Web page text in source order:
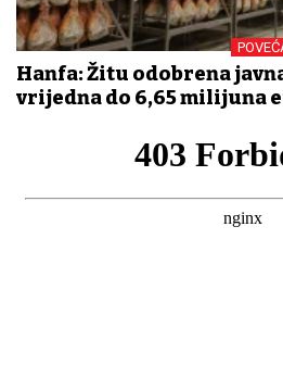
Hanfa: Žitu odobrena
vrijedna do 6,65 milijuna